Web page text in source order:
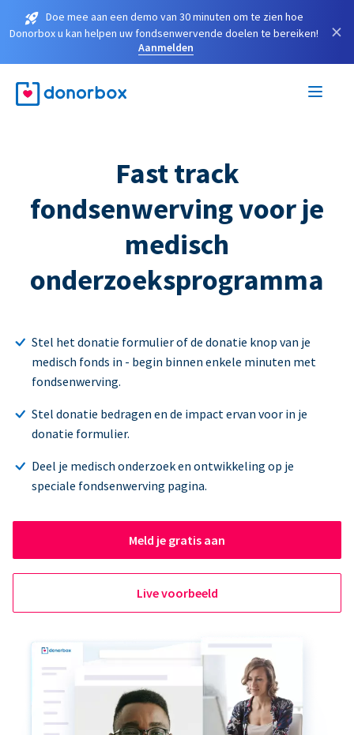
Doe mee aan een demo van 30 minuten om te zien hoe
Donorbox u kan helpen uw fondsenwervende doelen te bereiken!
Aanmelden
×
Fast track
fondsenwerving voor je
medisch
onderzoeksprogramma
Stel het donatie formulier of de donatie knop van je
medisch fonds in - begin binnen enkele minuten met
fondsenwerving.
Stel donatie bedragen en de impact ervan voor in je
donatie formulier.
Deel je medisch onderzoek en ontwikkeling op je
speciale fondsenwerving pagina.
Meld je gratis aan
Live voorbeeld